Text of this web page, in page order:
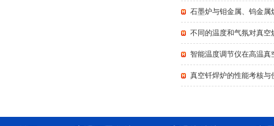
石墨炉与钼金属、钨金属
不同的温度和气氛对真空
智能温度调节仪在高温真
真空钎焊炉的性能考核与